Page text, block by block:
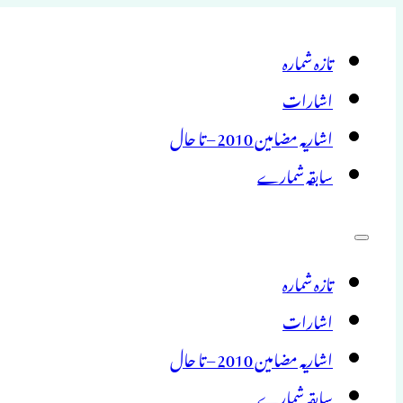
تازہ شمارہ
اشارات
اشاریہ مضامین 2010 – تا حال
سابقہ شمارے
تازہ شمارہ
اشارات
اشاریہ مضامین 2010 – تا حال
سابقہ شمارے